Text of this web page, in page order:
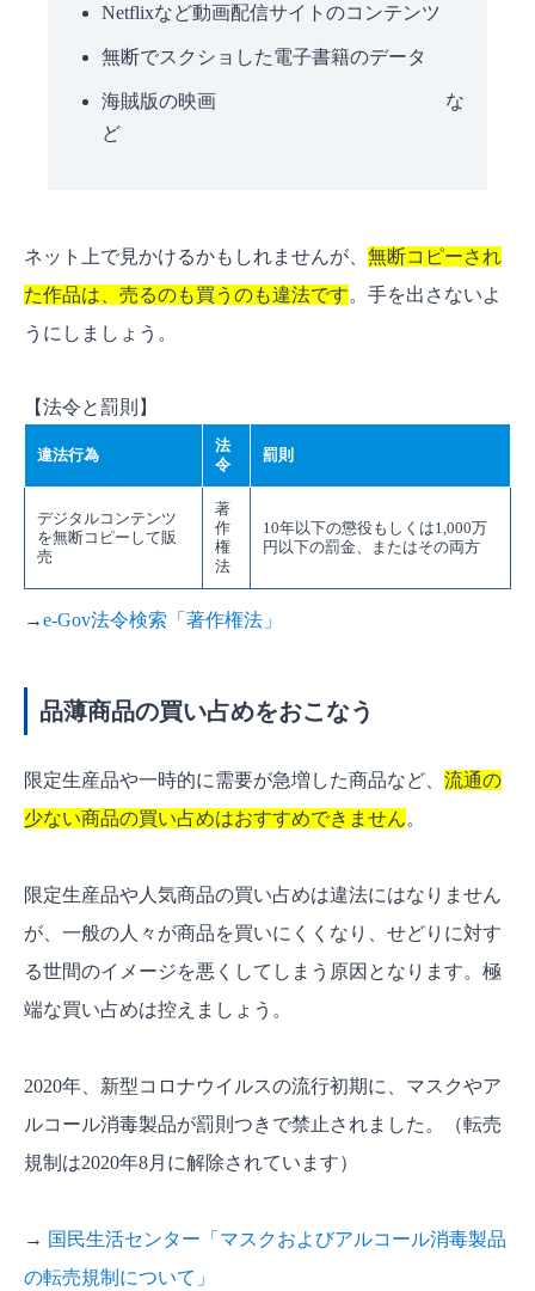
Netflixなど動画配信サイトのコンテンツ
無断でスクショした電子書籍のデータ
海賊版の映画 な
ど
ネット上で見かけるかもしれませんが、 無断コピーされ
た作品は、売るのも買うのも違法です。手を出さないよ
うにしましょう。
【法令と罰則】
違法行為
法
令
罰則
デジタルコンテンツ
を無断コピーして販
売
著
作
権
法
10年以下の懲役もしくは1,000万
円以下の罰金、またはその両方
→e-Gov法令検索「著作権法」
品薄商品の買い占めをおこなう
限定生産品や一時的に需要が急増した商品など、 流通の
少ない商品の買い占めはおすすめできません。
限定生産品や人気商品の買い占めは違法にはなりません
が、一般の人々が商品を買いにくくなり、 せどりに対す
る世間のイメージを悪くしてしまう 原因となります。極
端な買い占めは控えましょう。
2020年、新型コロナウイルスの流行初期に、マスクやア
ルコール消毒製品が罰則つきで禁止されました。（転売
規制は2020年8月に解除されています）
→ 国民生活センター「マスクおよびアルコール消毒製品
の転売規制について」